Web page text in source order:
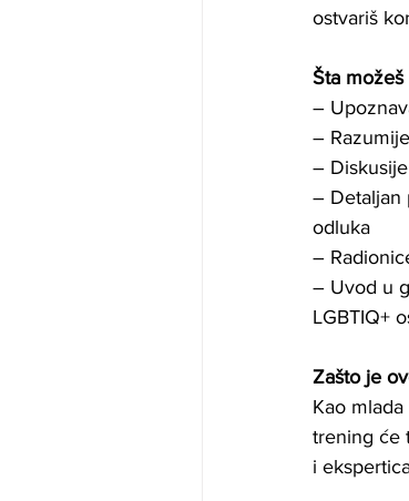
ostvariš
Šta
–
–
–
– Detaljan
odluka
–
– Uvod u
LGBTIQ+
Zašto je
Kao
trening će
i